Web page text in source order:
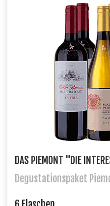
DAS PIEMONT "DIE
Degustationspaket